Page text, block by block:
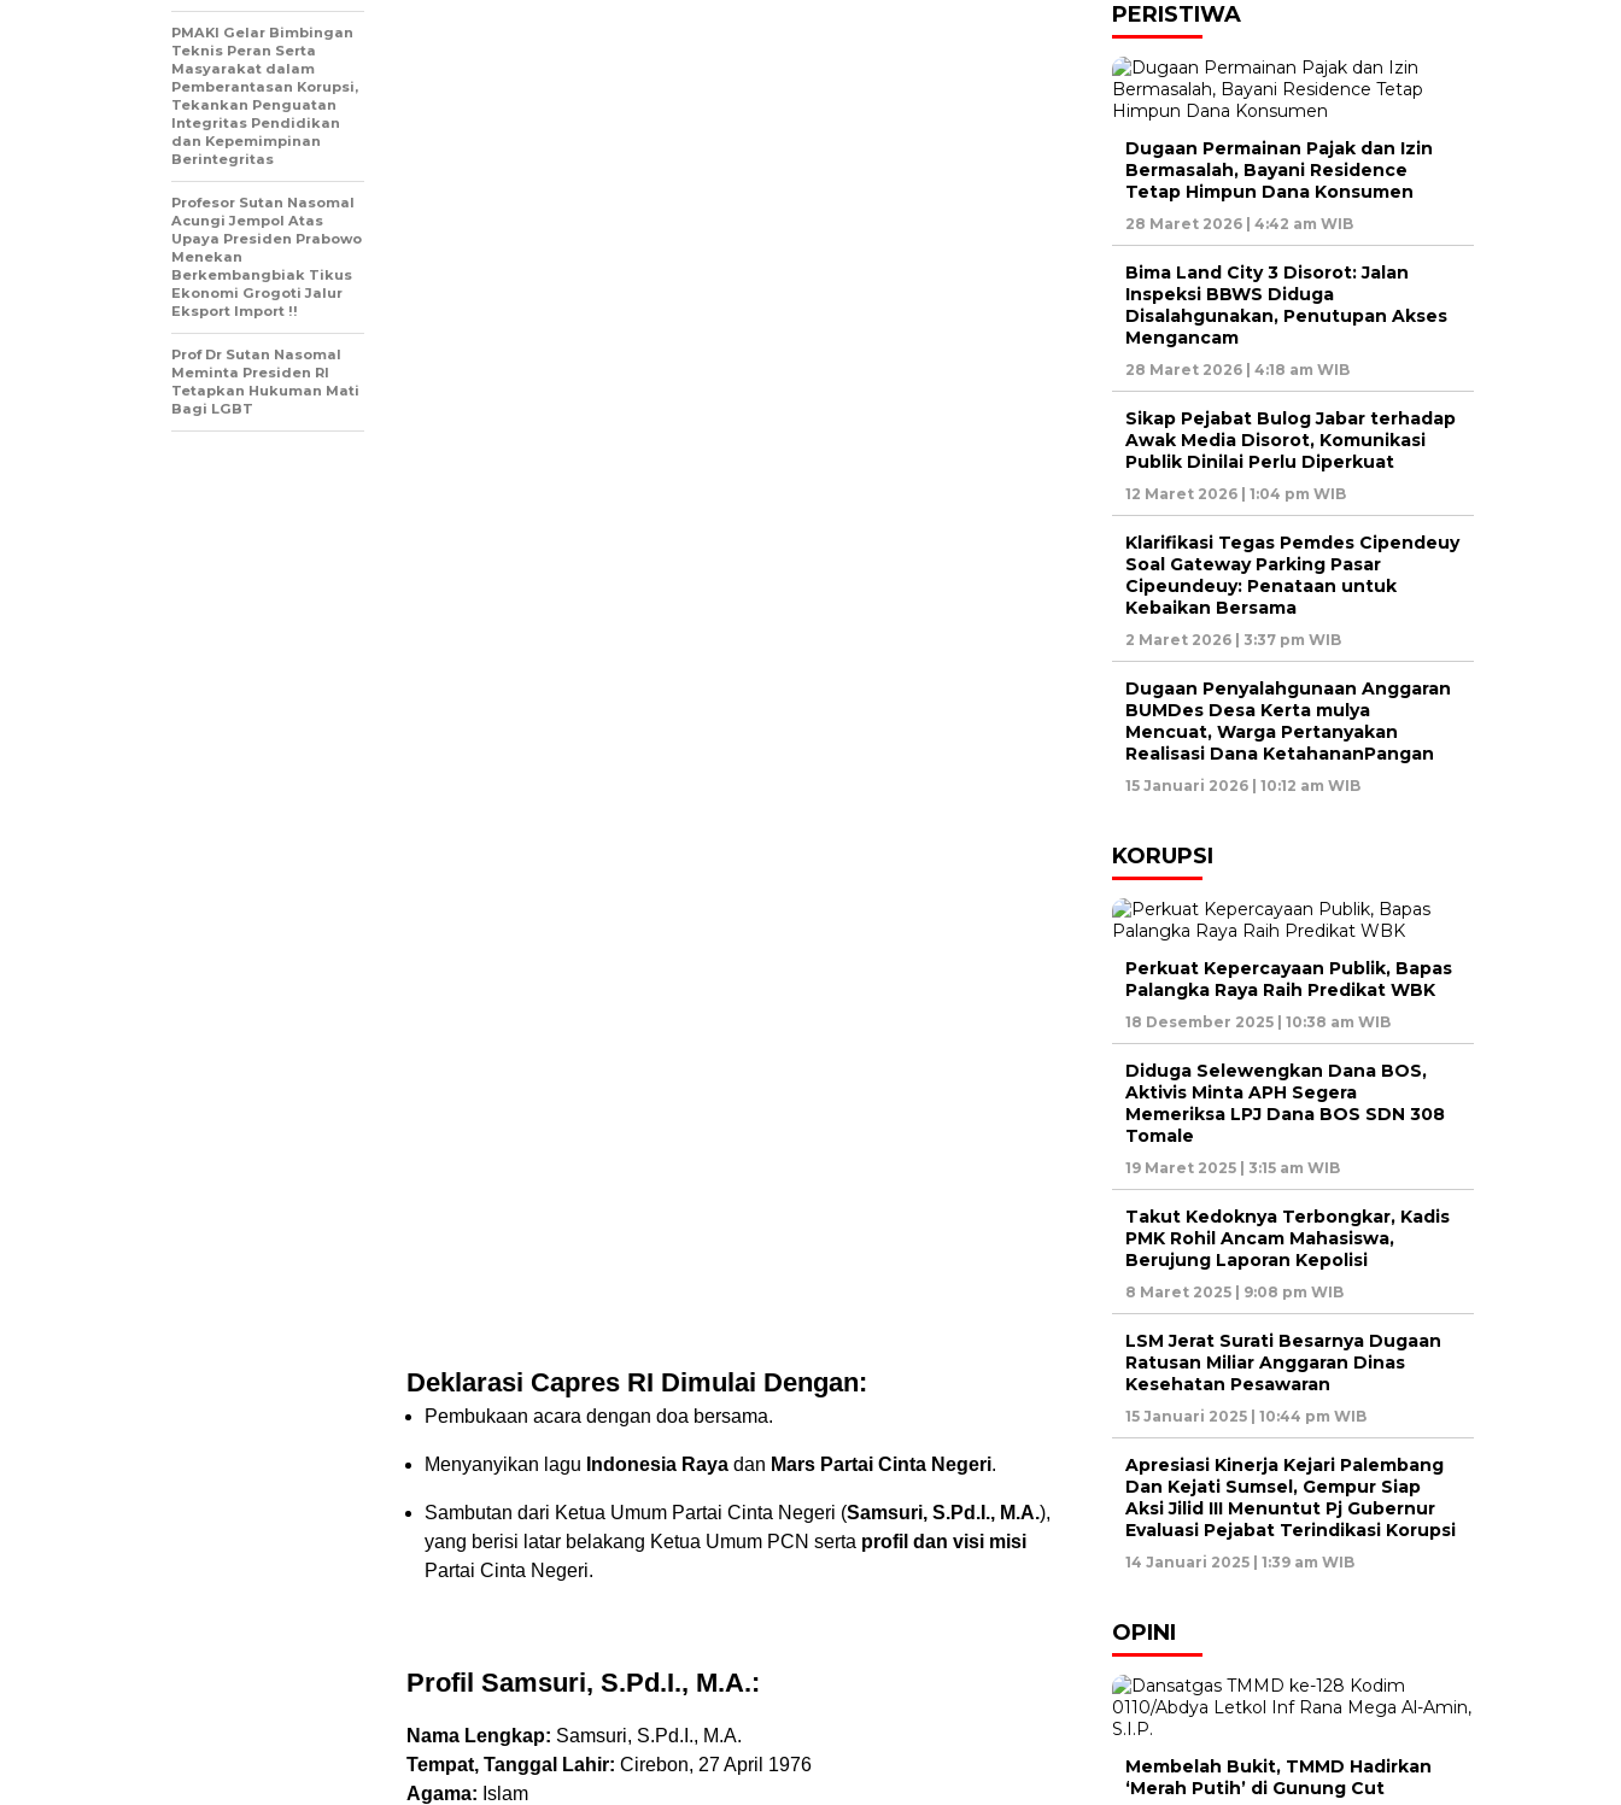
Deklarasi Capres RI Dimulai Dengan:
Pembukaan acara dengan doa bersama.
Menyanyikan lagu Indonesia Raya dan Mars Partai Cinta Negeri.
Sambutan dari Ketua Umum Partai Cinta Negeri (Samsuri, S.Pd.I., M.A.),
yang berisi latar belakang Ketua Umum PCN serta profil dan visi misi
Partai Cinta Negeri.
Profil Samsuri, S.Pd.I., M.A.:
Nama Lengkap: Samsuri, S.Pd.I., M.A.
Tempat, Tanggal Lahir: Cirebon, 27 April 1976
Agama: Islam
PMAKI Gelar Bimbingan
Teknis Peran Serta
Masyarakat dalam
Pemberantasan Korupsi,
Tekankan Penguatan
Integritas Pendidikan
dan Kepemimpinan
Berintegritas
Profesor Sutan Nasomal
Acungi Jempol Atas
Upaya Presiden Prabowo
Menekan
Berkembangbiak Tikus
Ekonomi Grogoti Jalur
Eksport Import !!
Prof Dr Sutan Nasomal
Meminta Presiden RI
Tetapkan Hukuman Mati
Bagi LGBT
PERISTIWA
Dugaan Permainan Pajak dan Izin
Bermasalah, Bayani Residence
Tetap Himpun Dana Konsumen
28 Maret 2026 | 4:42 am WIB
Bima Land City 3 Disorot: Jalan
Inspeksi BBWS Diduga
Disalahgunakan, Penutupan Akses
Mengancam
28 Maret 2026 | 4:18 am WIB
Sikap Pejabat Bulog Jabar terhadap
Awak Media Disorot, Komunikasi
Publik Dinilai Perlu Diperkuat
12 Maret 2026 | 1:04 pm WIB
Klarifikasi Tegas Pemdes Cipendeuy
Soal Gateway Parking Pasar
Cipeundeuy: Penataan untuk
Kebaikan Bersama
2 Maret 2026 | 3:37 pm WIB
Dugaan Penyalahgunaan Anggaran
BUMDes Desa Kerta mulya
Mencuat, Warga Pertanyakan
Realisasi Dana KetahananPangan
15 Januari 2026 | 10:12 am WIB
KORUPSI
Perkuat Kepercayaan Publik, Bapas
Palangka Raya Raih Predikat WBK
18 Desember 2025 | 10:38 am WIB
Diduga Selewengkan Dana BOS,
Aktivis Minta APH Segera
Memeriksa LPJ Dana BOS SDN 308
Tomale
19 Maret 2025 | 3:15 am WIB
Takut Kedoknya Terbongkar, Kadis
PMK Rohil Ancam Mahasiswa,
Berujung Laporan Kepolisi
8 Maret 2025 | 9:08 pm WIB
LSM Jerat Surati Besarnya Dugaan
Ratusan Miliar Anggaran Dinas
Kesehatan Pesawaran
15 Januari 2025 | 10:44 pm WIB
Apresiasi Kinerja Kejari Palembang
Dan Kejati Sumsel, Gempur Siap
Aksi Jilid III Menuntut Pj Gubernur
Evaluasi Pejabat Terindikasi Korupsi
14 Januari 2025 | 1:39 am WIB
OPINI
Membelah Bukit, TMMD Hadirkan
‘Merah Putih’ di Gunung Cut